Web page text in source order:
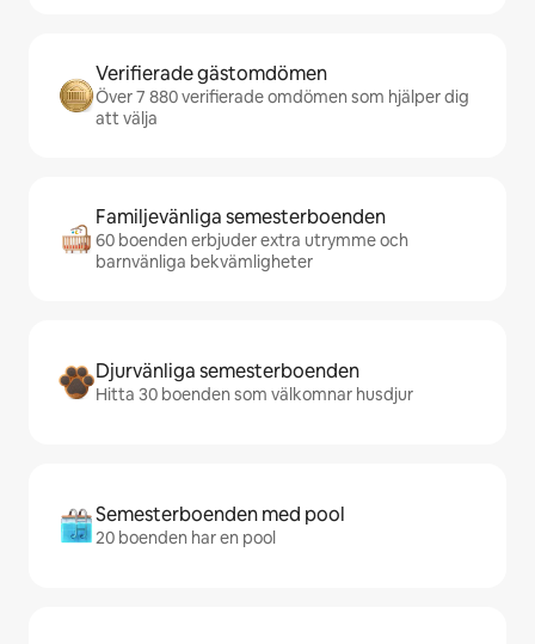
Verifierade gästomdömen
Över 7 880 verifierade omdömen som hjälper dig
att välja
Familjevänliga semesterboenden
60 boenden erbjuder extra utrymme och
barnvänliga bekvämligheter
Djurvänliga semesterboenden
Hitta 30 boenden som välkomnar husdjur
Semesterboenden med pool
20 boenden har en pool